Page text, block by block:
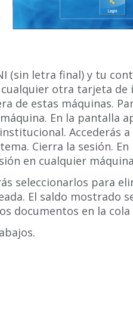
(sin letra final) y tu
otra tarjeta de
de estas máquinas.
En la pantalla
Accederás a
Cierra la sesión. En
en cualquier
seleccionarlos para
El saldo mostrado
documentos en la